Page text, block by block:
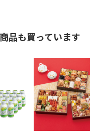
品も買っています